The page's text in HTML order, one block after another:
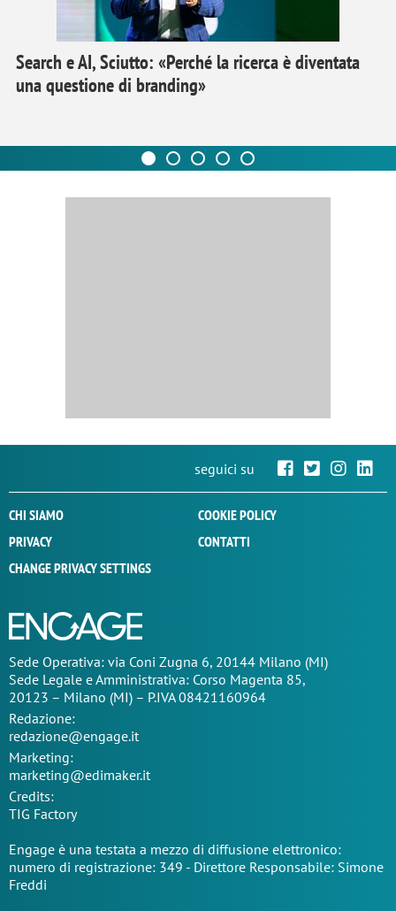
Search e AI, Sciutto: «Perché la ricerca è diventata
una questione di branding»
seguici su
CHI SIAMO
COOKIE POLICY
PRIVACY
CONTATTI
CHANGE PRIVACY SETTINGS
Sede Operativa: via Coni Zugna 6, 20144 Milano (MI)
Sede Legale e Amministrativa: Corso Magenta 85,
20123 – Milano (MI) – P.IVA 08421160964
Redazione:
redazione@engage.it
Marketing:
marketing@edimaker.it
Credits:
TIG Factory
Engage è una testata a mezzo di diffusione elettronico:
numero di registrazione: 349 - Direttore Responsabile: Simone
Freddi